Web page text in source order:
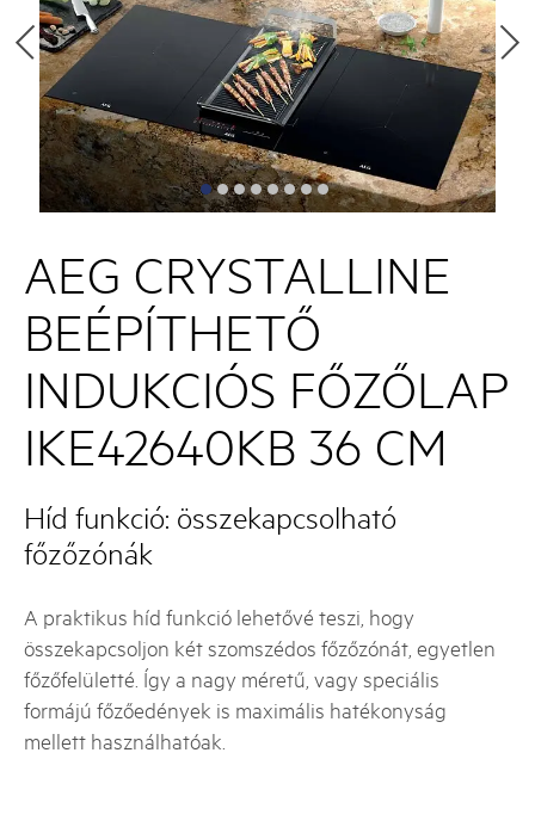
AEG CRYSTALLINE
BEÉPÍTHETŐ
INDUKCIÓS FŐZŐLAP
IKE42640KB 36 CM
Híd funkció: összekapcsolható
főzőzónák
A praktikus híd funkció lehetővé teszi, hogy
összekapcsoljon két szomszédos főzőzónát, egyetlen
főzőfelületté. Így a nagy méretű, vagy speciális
formájú főzőedények is maximális hatékonyság
mellett használhatóak.